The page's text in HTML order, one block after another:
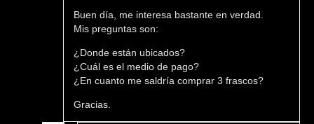
5de 5
Buen día, me interesa bastante en verdad.
Mis preguntas son:
¿Donde están ubicados?
¿Cuál es el medio de pago?
¿En cuanto me saldría comprar 3 frascos?
Gracias.